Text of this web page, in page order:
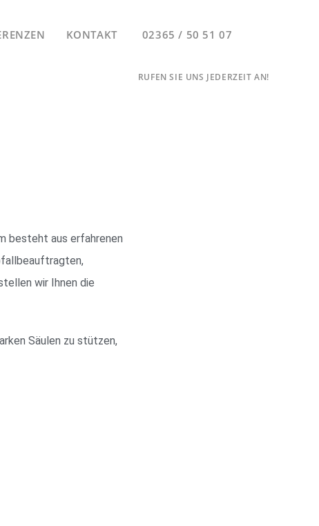
KONTAKT 02365 / 50 51 07
RUFEN SIE UNS JEDERZEIT AN!
besteht aus erfahrenen
wir Ihnen die
Säulen zu stützen,